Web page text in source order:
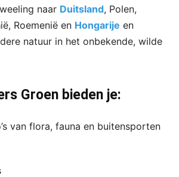
naar Duitsland, Polen,
Roemenië en Hongarije en
natuur in het onbekende, wilde
Groen bieden je:
van flora, fauna en buitensporten